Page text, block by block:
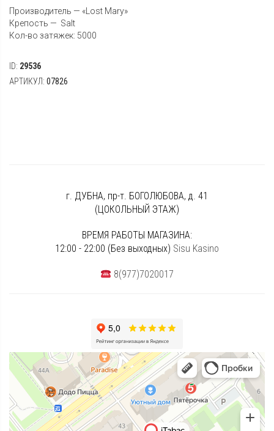
Производитель — «Lost Mary»
Крепость — Salt
Кол-во затяжек: 5000
ID: 29536
АРТИКУЛ: 07826
г. ДУБНА, пр-т. БОГОЛЮБОВА, д. 41
(ЦОКОЛЬНЫЙ ЭТАЖ)
ВРЕМЯ РАБОТЫ МАГАЗИНА:
12:00 - 22:00 (Без выходных) Sisu Kasino
8(977)7020017